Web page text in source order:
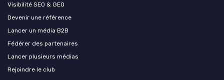
Visibilité SEO & GEO
Devenir une référence
Lancer un média B2B
Fédérer des partenaires
Lancer plusieurs médias
Rejoindre le club